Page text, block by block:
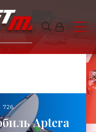
726
Aptera